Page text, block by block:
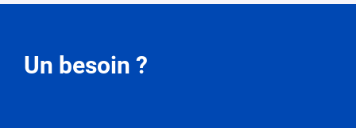
de
Un besoin ?